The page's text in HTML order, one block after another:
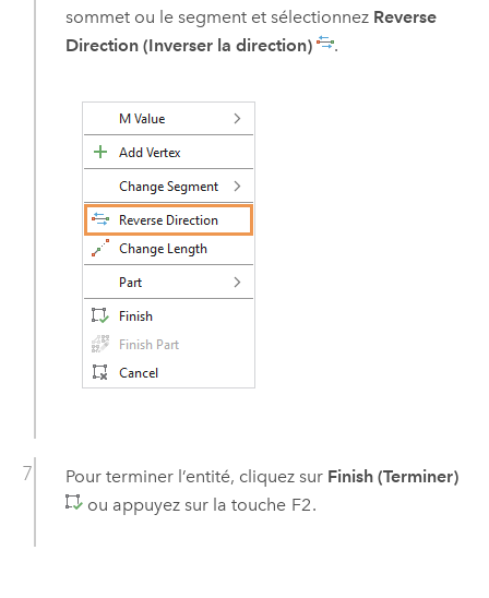
sommet ou le segment et sélectionnez Reverse
Direction (Inverser la direction)
.
Pour terminer l’entité, cliquez sur Finish (Terminer)
ou appuyez sur la touche F2.